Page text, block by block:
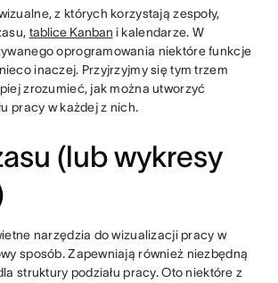
z których korzystają zespoły,
tablice Kanban i kalendarze. W
oprogramowania niektóre funkcje
inaczej. Przyjrzyjmy się tym trzem
zrozumieć, jak można utworzyć
pracy w każdej z nich.
(lub wykresy
narzędzia do wizualizacji pracy w
sposób. Zapewniają również niezbędną
struktury podziału pracy. Oto niektóre z